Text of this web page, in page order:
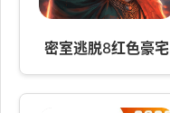
密室逃脱8红色豪宅